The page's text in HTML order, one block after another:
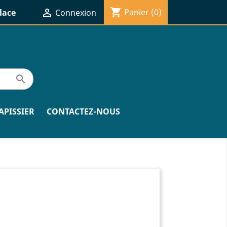
 Connexion shopping_cart Panier (0)

CONTACTEZ-NOUS